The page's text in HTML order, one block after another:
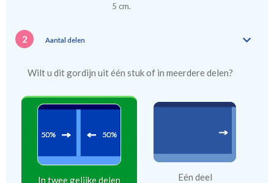
5 cm.
2 Aantal delen
Wilt u dit gordijn uit één stuk of in meerdere delen?
In twee gelijke delen Eén deel